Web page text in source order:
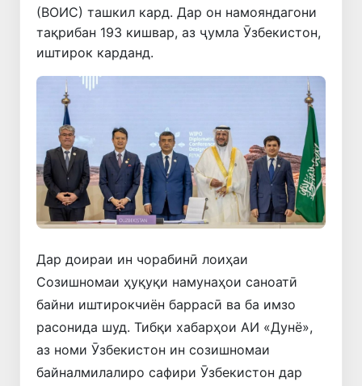
(ВОИС) ташкил кард. Дар он намояндагони
тақрибан 193 кишвар, аз ҷумла Ӯзбекистон,
иштирок карданд.
Дар доираи ин чорабинӣ лоиҳаи
Созишномаи ҳуқуқи намунаҳои саноатӣ
байни иштирокчиён баррасӣ ва ба имзо
расонида шуд. Тибқи хабарҳои АИ «Дунё»,
аз номи Ӯзбекистон ин созишномаи
байналмилалиро сафири Ӯзбекистон дар